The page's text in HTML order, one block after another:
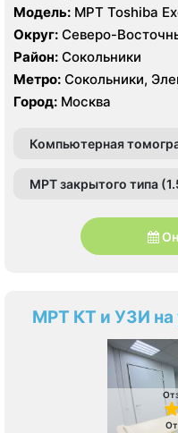
Модель: МРТ Toshiba
Aquilion 64 среза, УЗИ
Округ: Северо-
Район: Сокольники
Метро: Сокольники,
Город: Москва
Компьютерная
МРТ закрытого типа
МРТ КТ и УЗИ на